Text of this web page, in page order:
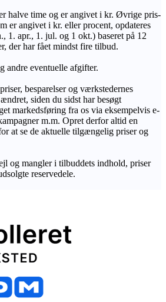
halve time og er angivet i kr. Øvrige pris-
er angivet i kr. eller procent, opdateres
1. apr., 1. jul. og 1 okt.) baseret på 12
der har fået mindst fire tilbud.
andre eventuelle afgifter.
besparelser og værkstedernes
siden du sidst har besøgt
markedsføring fra os via eksempelvis e-
m.m. Opret derfor altid en
at se de aktuelle tilgængelig priser og
og mangler i tilbuddets indhold, priser
reservedele.